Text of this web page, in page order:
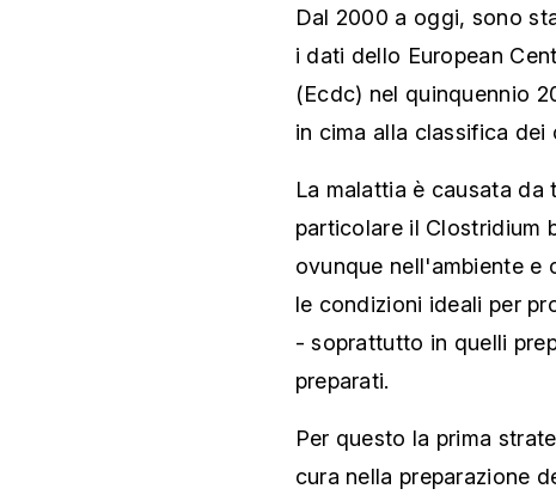
Dal 2000 a oggi, sono
i dati dello European
(Ecdc) nel quinquennio
in cima alla classifica
La malattia è causata
particolare il Clostridium
ovunque nell'ambiente e
le condizioni ideali per
- soprattutto in quelli
preparati.
Per questo la prima
cura nella preparazione